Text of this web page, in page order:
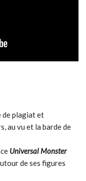
de plagiat et
au vu et la barde de
Universal Monster
de ses figures